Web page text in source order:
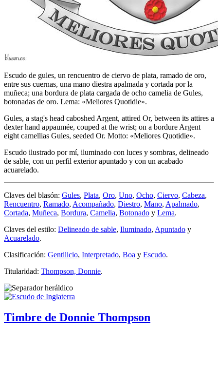
Escudo de gules, un rencuentro de ciervo de plata, ramado de oro,
entre sus cuernas, una mano diestra apalmada y cortada por la
muñeca; una bordura de plata cargada de ocho camelia de Gules,
botonadas de oro. Lema: «Meliores Quotidie».
Gules, a stag's head caboshed Argent, attired Or, between its attires a
dexter hand appaumée, couped at the wrist; on a bordure Argent
eight camellias Gules, seeded Or. Motto: «Meliores Quotidie».
Escudo ilustrado por mí, iluminado con luces y sombras, delineado
de sable, con un perfil exterior apuntado y con un acabado
acuarelado.
Claves del blasón: Gules, Plata, Oro, Uno, Ocho, Ciervo, Cabeza,
Rencuentro, Ramado, Acompañado, Diestro, Mano, Apalmado,
Cortada, Muñeca, Bordura, Camelia, Botonado y Lema.
Claves del estilo: Delineado de sable, Iluminado, Apuntado y
Acuarelado.
Clasificación: Gentilicio, Interpretado, Boa y Escudo.
Titularidad: Thompson, Donnie.
Timbre de Donnie Thompson